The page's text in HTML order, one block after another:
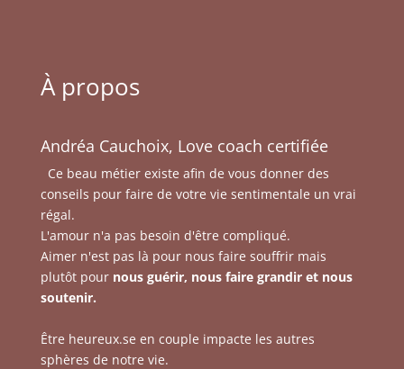
À propos
Andréa Cauchoix, Love coach certifiée
Ce beau métier existe afin de vous donner des
conseils pour faire de votre vie sentimentale un vrai
régal.
L'amour n'a pas besoin d'être compliqué.
Aimer n'est pas là pour nous faire souffrir mais
plutôt pour nous guérir, nous faire grandir et nous
soutenir.
Être heureux.se en couple impacte les autres
sphères de notre vie.